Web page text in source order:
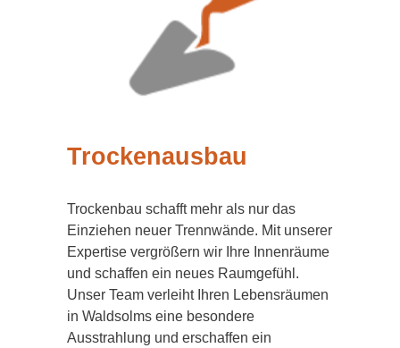
Trockenausbau
Trockenbau schafft mehr als nur das
Einziehen neuer Trennwände. Mit unserer
Expertise vergrößern wir Ihre Innenräume
und schaffen ein neues Raumgefühl.
Unser Team verleiht Ihren Lebensräumen
in Waldsolms eine besondere
Ausstrahlung und erschaffen ein